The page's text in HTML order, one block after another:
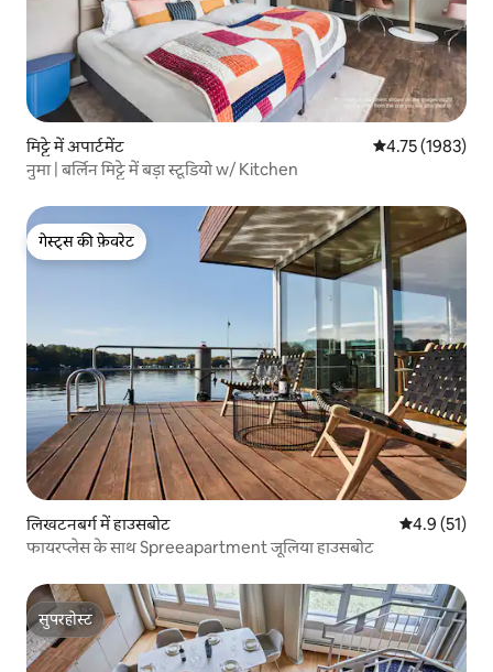
मिट्टे में अपार्टमेंट औसत रेटिंग 5 में से
4.75 (1983)
नुमा | बर्लिन मिट्टे में बड़ा स्टूडियो w/ Kitchen
गेस्ट्स की फ़ेवरेट
गेस्ट्स की फ़ेवरेट
लिखटनबर्ग में हाउसबोट औसत रेटिंग 5
4.9 (51)
फायरप्लेस के साथ Spreeapartment जूलिया हाउसबोट
सुपरहोस्ट
सुपरहोस्ट